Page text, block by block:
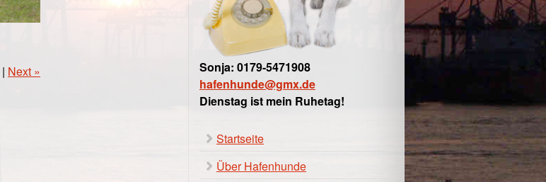
| Next »
Sonja: 0179-5471908
hafenhunde@gmx.de
Dienstag ist mein Ruhetag!
Startseite
Über Hafenhunde